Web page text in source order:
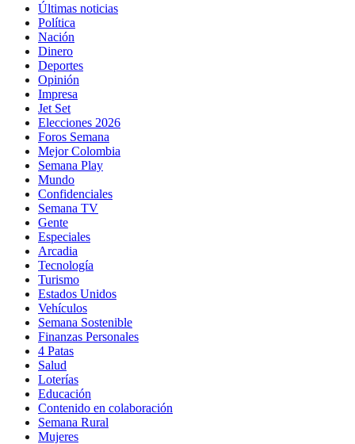
Últimas noticias
Política
Nación
Dinero
Deportes
Opinión
Impresa
Jet Set
Elecciones 2026
Foros Semana
Mejor Colombia
Semana Play
Mundo
Confidenciales
Semana TV
Gente
Especiales
Arcadia
Tecnología
Turismo
Estados Unidos
Vehículos
Semana Sostenible
Finanzas Personales
4 Patas
Salud
Loterías
Educación
Contenido en colaboración
Semana Rural
Mujeres